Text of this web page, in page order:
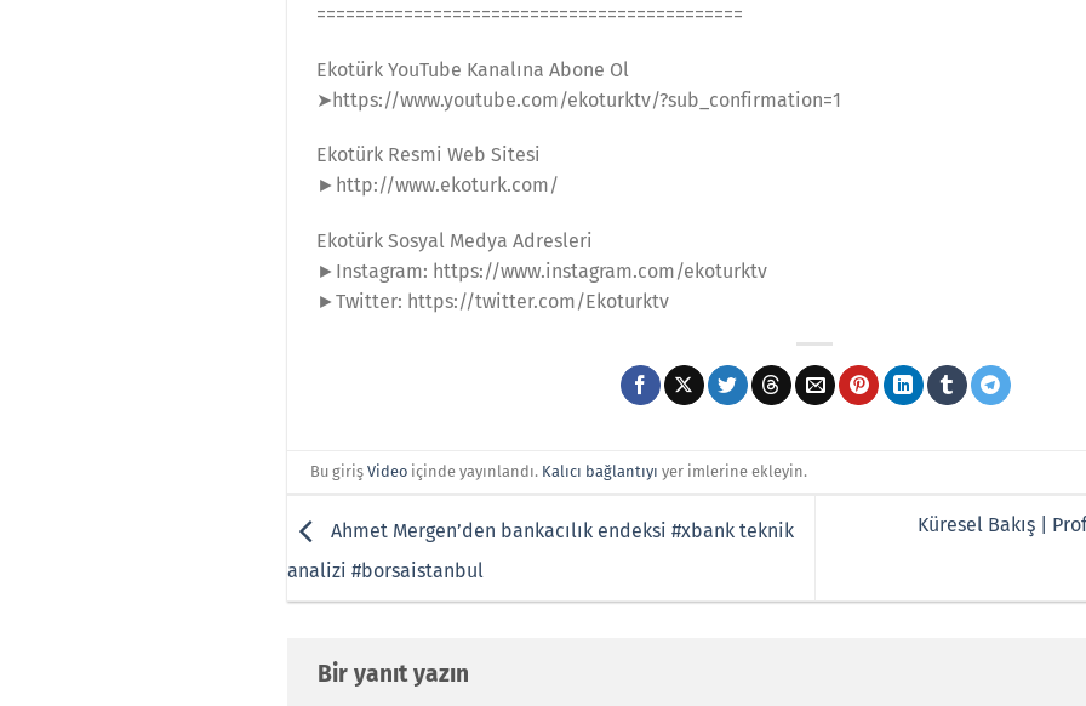
============================================
Ekotürk YouTube Kanalına Abone Ol
➤https://www.youtube.com/ekoturktv/?sub_confirmation=1
Ekotürk Resmi Web Sitesi
►http://www.ekoturk.com/
Ekotürk Sosyal Medya Adresleri
►Instagram: https://www.instagram.com/ekoturktv
►Twitter: https://twitter.com/Ekoturktv
Bu girişVideo içinde yayınlandı. Kalıcı bağlantıyı yer imlerine ekleyin.
Ahmet Mergen’den bankacılık endeksi #xbank teknik
analizi #borsaistanbul
Küresel Bakış |
Bir yanıt yazın